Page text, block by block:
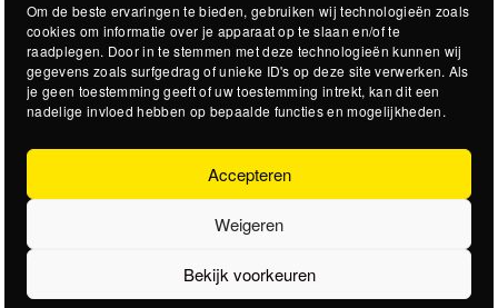
Om de beste ervaringen te bieden, gebruiken wij technologieën zoals
cookies om informatie over je apparaat op te slaan en/of te
raadplegen. Door in te stemmen met deze technologieën kunnen wij
gegevens zoals surfgedrag of unieke ID's op deze site verwerken. Als
je geen toestemming geeft of uw toestemming intrekt, kan dit een
nadelige invloed hebben op bepaalde functies en mogelijkheden.
Accepteren
Weigeren
Bekijk voorkeuren